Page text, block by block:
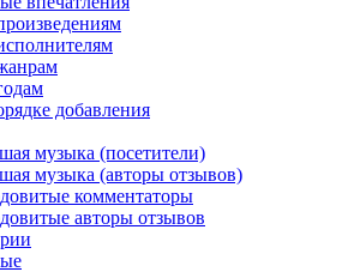
добавления
музыка (посетители)
музыка (авторы отзывов)
комментаторы
авторы отзывов